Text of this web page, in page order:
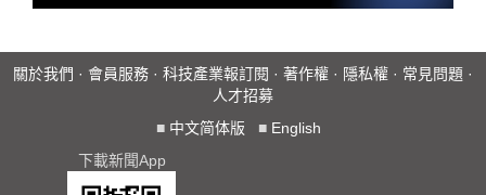
關於我們 · 會員服務 · 科技產業報訂閱 · 著作權 · 隱私權 · 常見問題 ·
人才招募
■ 中文简体版 ■ English
下載新聞App